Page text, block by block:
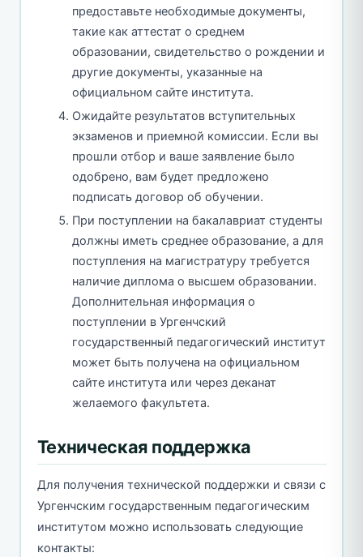
предоставьте необходимые документы,
такие как аттестат о среднем
образовании, свидетельство о рождении и
другие документы, указанные на
официальном сайте института.
Ожидайте результатов вступительных
экзаменов и приемной комиссии. Если вы
прошли отбор и ваше заявление было
одобрено, вам будет предложено
подписать договор об обучении.
При поступлении на бакалавриат студенты
должны иметь среднее образование, а для
поступления на магистратуру требуется
наличие диплома о высшем образовании.
Дополнительная информация о
поступлении в Ургенчский
государственный педагогический институт
может быть получена на официальном
сайте института или через деканат
желаемого факультета.
Техническая поддержка
Для получения технической поддержки и связи с
Ургенчским государственным педагогическим
институтом можно использовать следующие
контакты: